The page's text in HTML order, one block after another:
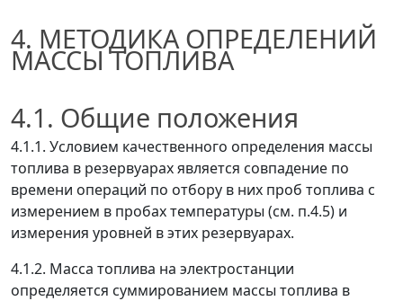
4. МЕТОДИКА ОПРЕДЕЛЕНИЙ
МАССЫ ТОПЛИВА
4.1. Общие положения
4.1.1. Условием качественного определения массы
топлива в резервуарах является совпадение по
времени операций по отбору в них проб топлива с
измерением в пробах температуры (см. п.4.5) и
измерения уровней в этих резервуарах.
4.1.2. Масса топлива на электростанции
определяется суммированием массы топлива в